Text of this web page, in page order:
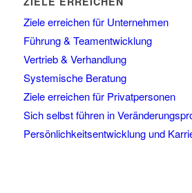
Ziele erreichen für Unternehmen
Führung & Teamentwicklung
Vertrieb & Verhandlung
Systemische Beratung
Ziele erreichen für Privatpersonen
Sich selbst führen in
Persönlichkeitsentwicklung und